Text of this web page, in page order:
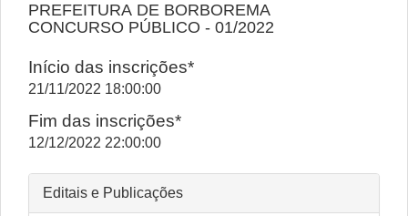
PREFEITURA DE BORBOREMA
CONCURSO PÚBLICO - 01/2022
Início das inscrições*
21/11/2022 18:00:00
Fim das inscrições*
12/12/2022 22:00:00
Editais e Publicações